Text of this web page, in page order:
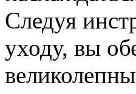
Следуя
уходу, вы